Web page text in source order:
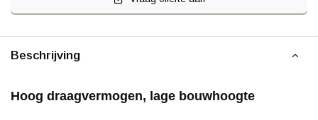
Beschrijving
Hoog draagvermogen, lage bouwhoogte